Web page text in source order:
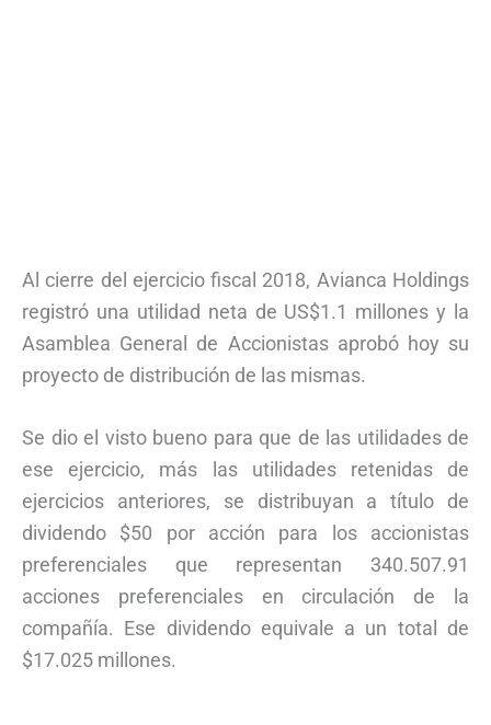
Al cierre del ejercicio fiscal 2018, Avianca Holdings
registró una utilidad neta de US$1.1 millones y la
Asamblea General de Accionistas aprobó hoy su
proyecto de distribución de las mismas.
Se dio el visto bueno para que de las utilidades de
ese ejercicio, más las utilidades retenidas de
ejercicios anteriores, se distribuyan a título de
dividendo $50 por acción para los accionistas
preferenciales que representan 340.507.91
acciones preferenciales en circulación de la
compañía. Ese dividendo equivale a un total de
$17.025 millones.